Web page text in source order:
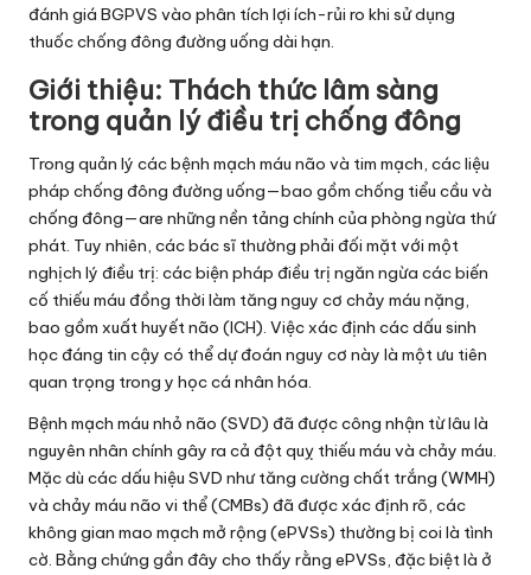
đánh giá BGPVS vào phân tích lợi ích-rủi ro khi sử dụng
thuốc chống đông đường uống dài hạn.
Giới thiệu: Thách thức lâm sàng
trong quản lý điều trị chống đông
Trong quản lý các bệnh mạch máu não và tim mạch, các liệu
pháp chống đông đường uống—bao gồm chống tiểu cầu và
chống đông—are những nền tảng chính của phòng ngừa thứ
phát. Tuy nhiên, các bác sĩ thường phải đối mặt với một
nghịch lý điều trị: các biện pháp điều trị ngăn ngừa các biến
cố thiếu máu đồng thời làm tăng nguy cơ chảy máu nặng,
bao gồm xuất huyết não (ICH). Việc xác định các dấu sinh
học đáng tin cậy có thể dự đoán nguy cơ này là một ưu tiên
quan trọng trong y học cá nhân hóa.
Bệnh mạch máu nhỏ não (SVD) đã được công nhận từ lâu là
nguyên nhân chính gây ra cả đột quỵ thiếu máu và chảy máu.
Mặc dù các dấu hiệu SVD như tăng cường chất trắng (WMH)
và chảy máu não vi thể (CMBs) đã được xác định rõ, các
không gian mao mạch mở rộng (ePVSs) thường bị coi là tình
cờ. Bằng chứng gần đây cho thấy rằng ePVSs, đặc biệt là ở